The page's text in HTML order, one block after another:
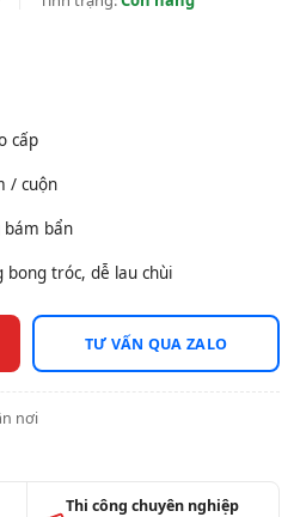
cấp
/ cuộn
bám bẩn
bong tróc, dễ lau chùi
TƯ VẤN QUA ZALO
nơi
Thi công chuyên nghiệp